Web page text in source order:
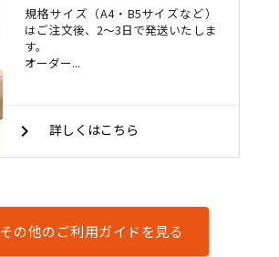
規格サイズ（A4・B5サイズなど）
はご注文後、2～3日で発送いたしま
す。
オーダー...
keyboard_arrow_right 詳しくはこちら
その他のご利用ガイドを見る